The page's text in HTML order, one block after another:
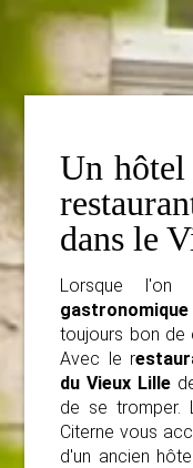
Un hôtel
dans le
Lorsque
toujours bon de
Avec le r
du Vieux Lille
de se tromper.
Citerne vous
d'un ancien